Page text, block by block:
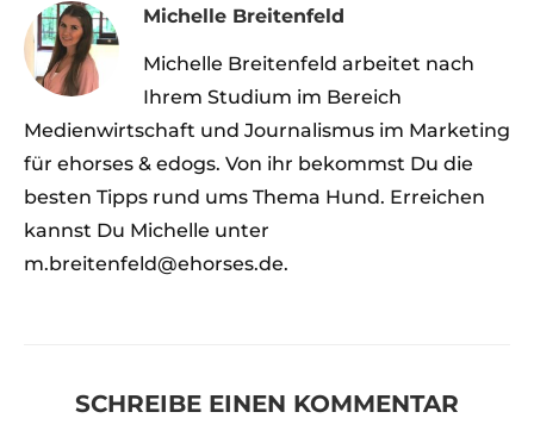
Michelle Breitenfeld
Michelle Breitenfeld arbeitet nach
Ihrem Studium im Bereich
Medienwirtschaft und Journalismus im Marketing
für ehorses & edogs. Von ihr bekommst Du die
besten Tipps rund ums Thema Hund. Erreichen
kannst Du Michelle unter
m.breitenfeld@ehorses.de.
SCHREIBE EINEN KOMMENTAR